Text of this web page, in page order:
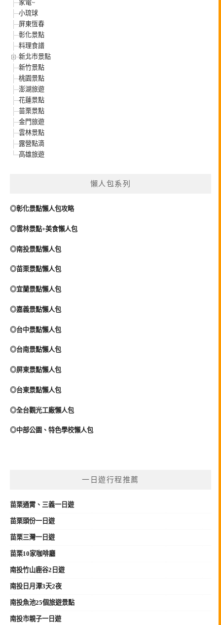
家電~
小琉球
屏東恆春
彰化景點
料理食譜
新北市景點
新竹景點
桃園景點
澎湖旅遊
花蓮景點
苗栗景點
金門旅遊
雲林景點
露營點滴
高雄旅遊
懶人包系列
◎彰化景點懶人包攻略
◎雲林景點+美食懶人包
◎南投景點懶人包
◎苗栗景點懶人包
◎宜蘭景點懶人包
◎嘉義景點懶人包
◎台中景點懶人包
◎台南景點懶人包
◎屏東景點懶人包
◎台東景點懶人包
◎全台觀光工廠懶人包
◎中部公園、特色學校懶人包
一日遊行程推薦
苗栗通霄、三義一日遊
苗栗頭份一日遊
苗栗三灣一日遊
苗栗10家咖啡廳
南投竹山鹿谷2日遊
南投日月潭3天2夜
南投魚池25個旅遊景點
南投市親子一日遊